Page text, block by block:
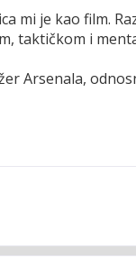
mi je kao film.
taktičkom i
Arsenala,